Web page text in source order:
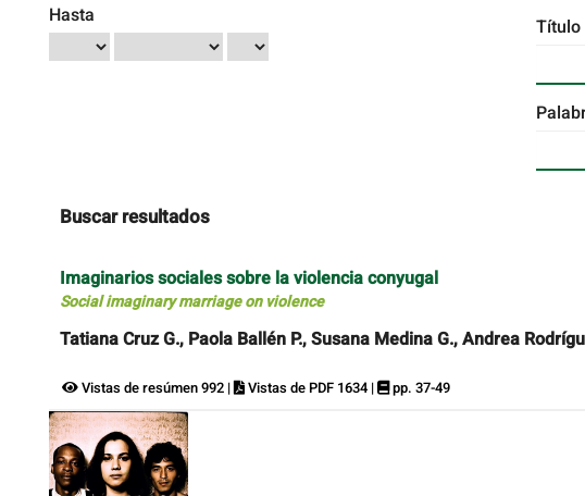
Hasta Título
Buscar resultados
Imaginarios sociales sobre la violencia conyugal
Social imaginary marriage on violence
Tatiana Cruz G., Paola Ballén P., Susana Medina G., Andrea
Vistas de resúmen 992 | Vistas de PDF 1634 | pp. 37-49